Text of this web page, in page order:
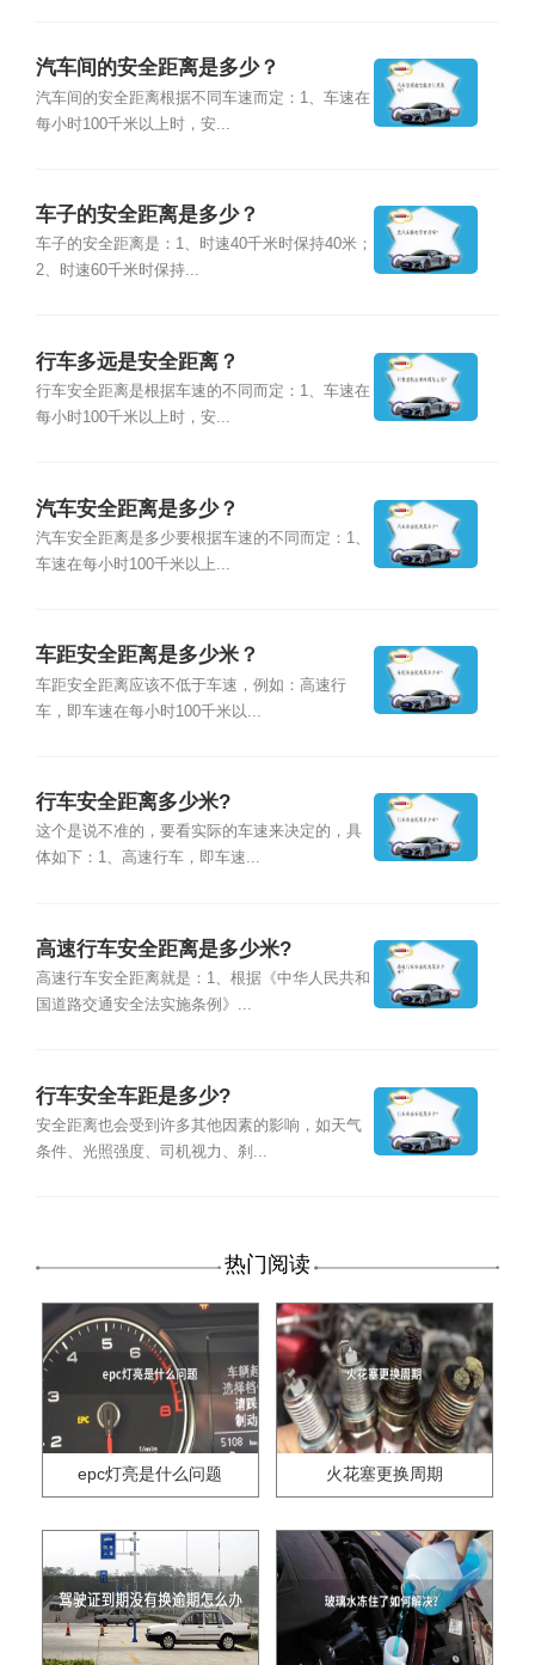
汽车间的安全距离是多少？
汽车间的安全距离根据不同车速而定：1、车速在
每小时100千米以上时，安...
车子的安全距离是多少？
车子的安全距离是：1、时速40千米时保持40米；
2、时速60千米时保持...
行车多远是安全距离？
行车安全距离是根据车速的不同而定：1、车速在
每小时100千米以上时，安...
汽车安全距离是多少？
汽车安全距离是多少要根据车速的不同而定：1、
车速在每小时100千米以上...
车距安全距离是多少米？
车距安全距离应该不低于车速，例如：高速行
车，即车速在每小时100千米以...
行车安全距离多少米?
这个是说不准的，要看实际的车速来决定的，具
体如下：1、高速行车，即车速...
高速行车安全距离是多少米?
高速行车安全距离就是：1、根据《中华人民共和
国道路交通安全法实施条例》...
行车安全车距是多少?
安全距离也会受到许多其他因素的影响，如天气
条件、光照强度、司机视力、刹...
热门阅读
epc灯亮是什么问题 火花塞更换周期